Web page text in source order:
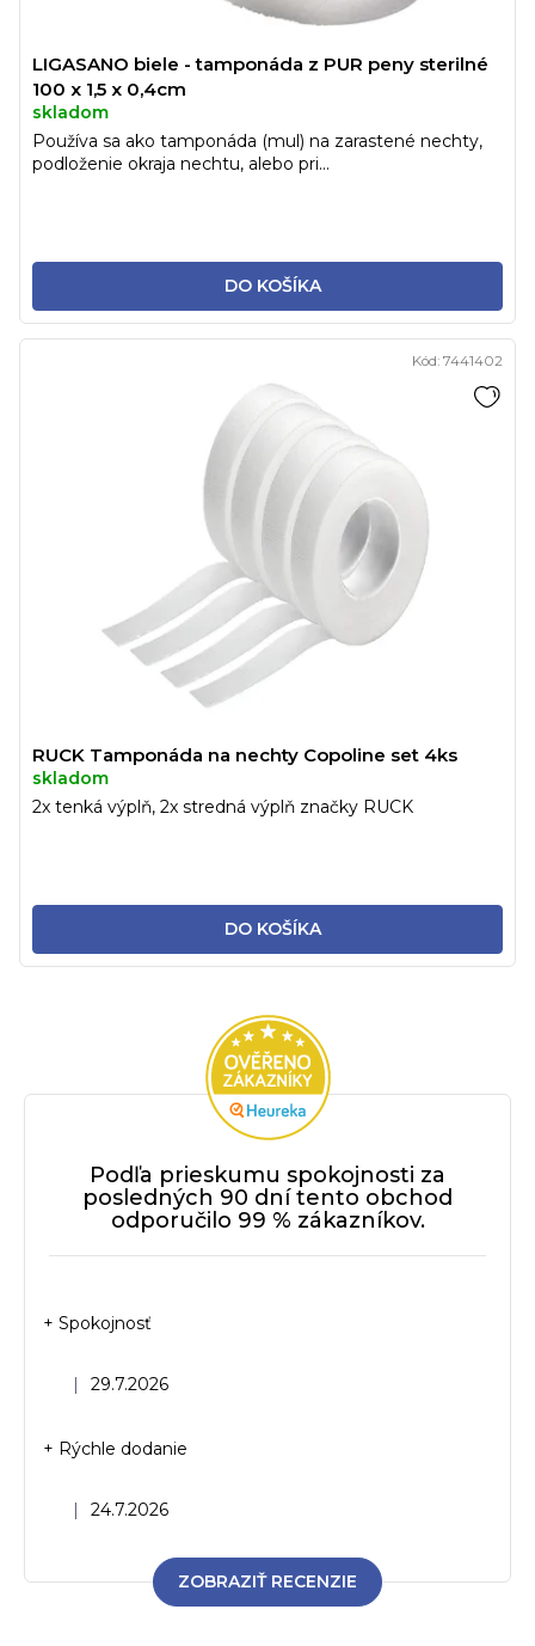
LIGASANO biele - tamponáda z PUR peny sterilné
100 x 1,5 x 0,4cm
skladom
DO KOŠÍKA
Používa sa ako tamponáda (mul) na zarastené nechty,
podloženie okraja nechtu, alebo pri...
RUCK Tamponáda na nechty Copoline set 4ks
skladom
DO KOŠÍKA
2x tenká výplň, 2x stredná výplň značky RUCK
Kód: 7441402
Podľa prieskumu spokojnosti za
posledných 90 dní tento obchod
odporučilo 99 % zákazníkov.
Hodnotenie obchodu je 5 z 5 hviezdičiek.
| 29.7.2026
+ Spokojnosť
Hodnotenie obchodu je 5 z 5 hviezdičiek.
| 24.7.2026
+ Rýchle dodanie
ZOBRAZIŤ RECENZIE